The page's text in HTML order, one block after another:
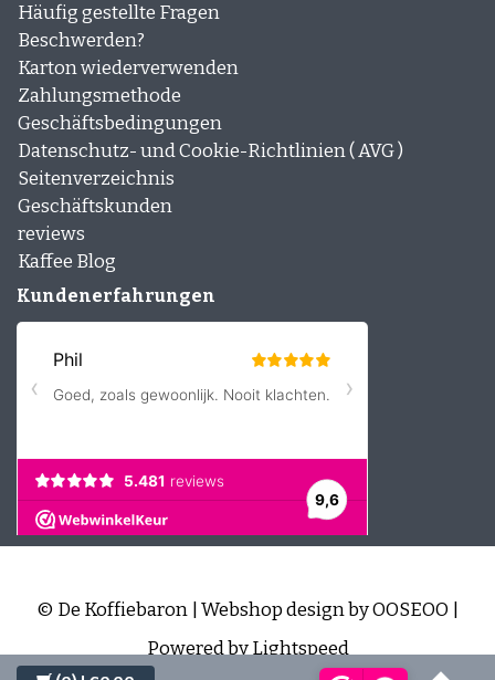
Häufig gestellte Fragen
Beschwerden?
Karton wiederverwenden
Zahlungsmethode
Geschäftsbedingungen
Datenschutz- und Cookie-Richtlinien ( AVG )
Seitenverzeichnis
Geschäftskunden
reviews
Kaffee Blog
Kundenerfahrungen
© De Koffiebaron | Webshop design byOOSEOO
Powered byLightspeed